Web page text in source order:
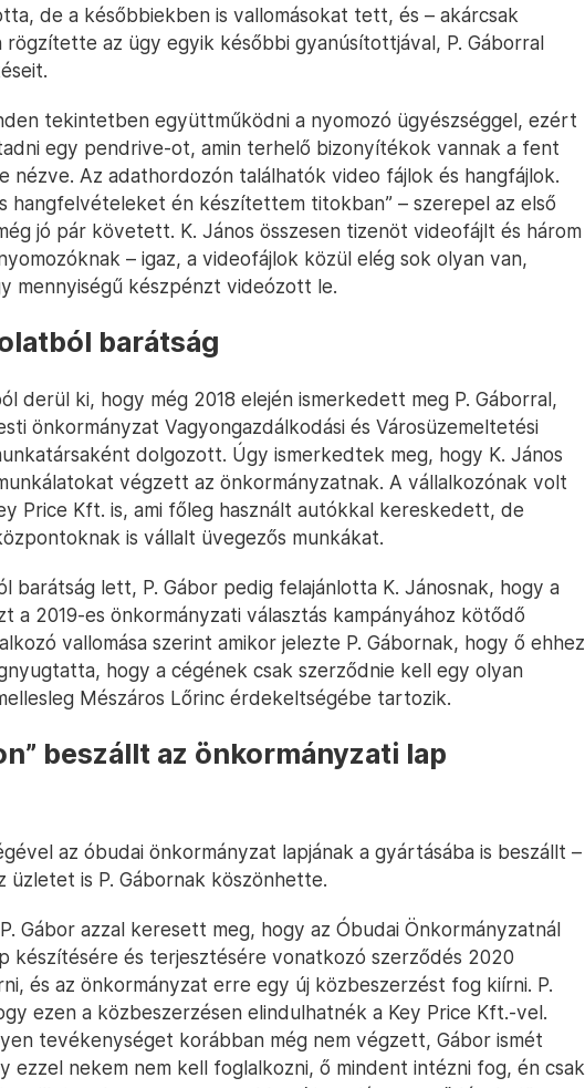
de a későbbiekben is vallomásokat tett, és – akárcsak
az ügy egyik későbbi gyanúsítottjával, P. Gáborral
tekintetben együttműködni a nyomozó ügyészséggel, ezért
egy pendrive-ot, amin terhelő bizonyítékok vannak a fent
nézve. Az adathordozón találhatók video fájlok és hangfájlok.
hangfelvételeket én készítettem titokban” – szerepel az első
jó pár követett. K. János összesen tizenöt videofájlt és három
– igaz, a videofájlok közül elég sok olyan van,
mennyiségű készpénzt videózott le.
barátság
derül ki, hogy még 2018 elején ismerkedett meg P. Gáborral,
önkormányzat Vagyongazdálkodási és Városüzemeltetési
dolgozott. Úgy ismerkedtek meg, hogy K. János
végzett az önkormányzatnak. A vállalkozónak volt
Price Kft. is, ami főleg használt autókkal kereskedett, de
is vállalt üvegezős munkákat.
barátság lett, P. Gábor pedig felajánlotta K. Jánosnak, hogy a
a 2019-es önkormányzati választás kampányához kötődő
vallomása szerint amikor jelezte P. Gábornak, hogy ő ehhez
hogy a cégének csak szerződnie kell egy olyan
Mészáros Lőrinc érdekeltségébe tartozik.
beszállt az önkormányzati lap
az óbudai önkormányzat lapjának a gyártásába is beszállt –
üzletet is P. Gábornak köszönhette.
Gábor azzal keresett meg, hogy az Óbudai Önkormányzatnál
készítésére és terjesztésére vonatkozó szerződés 2020
és az önkormányzat erre egy új közbeszerzést fog kiírni. P.
ezen a közbeszerzésen elindulhatnék a Key Price Kft.-vel.
tevékenységet korábban még nem végzett, Gábor ismét
ezzel nekem nem kell foglalkozni, ő mindent intézni fog, én csak